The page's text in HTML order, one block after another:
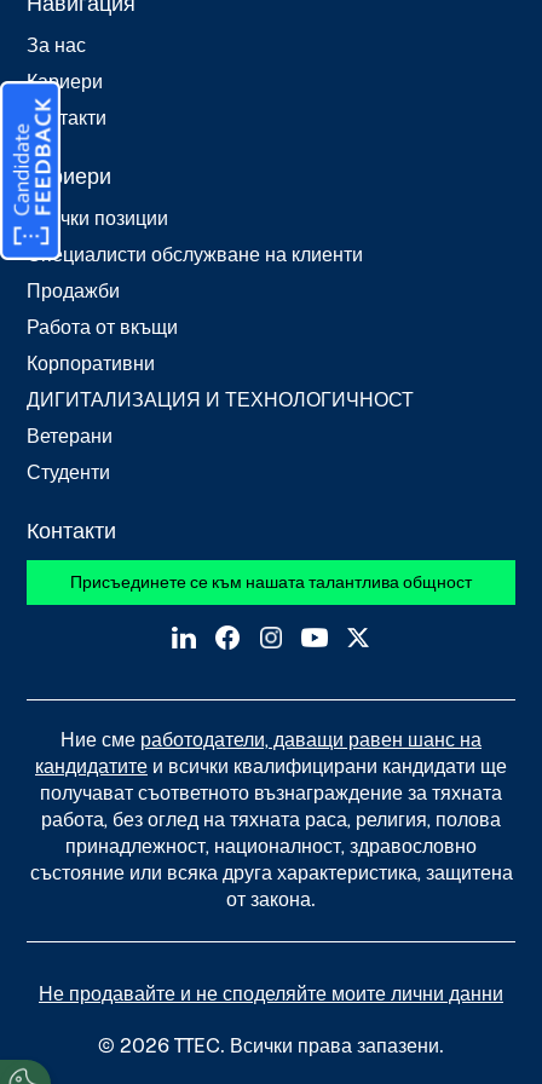
За нас
Кариери
Контакти
Кариери
Всички позиции
Специалисти обслужване на клиенти
Продажби
Работа от вкъщи
Корпоративни
ДИГИТАЛИЗАЦИЯ И ТЕХНОЛОГИЧНОСТ
Ветерани
Студенти
Контакти
Присъединете се към нашата талантлива общност
Ние сме работодатели, даващи равен шанс на
кандидатите и всички квалифицирани кандидати ще
получават съответното възнаграждение за тяхната
работа, без оглед на тяхната раса, религия, полова
принадлежност, националност, здравословно
състояние или всяка друга характеристика, защитена
от закона.
Не продавайте и не споделяйте моите лични данни
© 2026 TTEC. Всички права запазени.